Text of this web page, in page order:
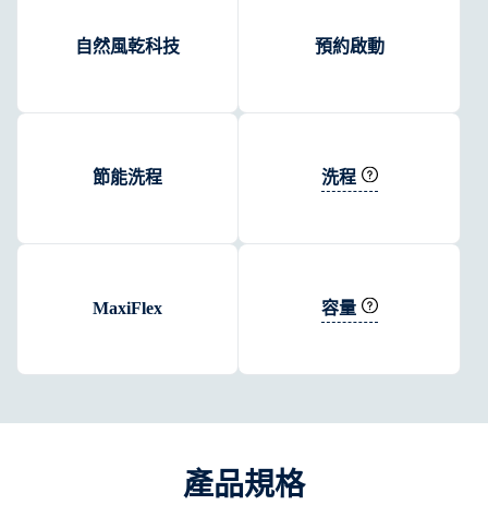
自然風乾科技 預約啟動
節能洗程 洗程
MaxiFlex 容量
產品規格